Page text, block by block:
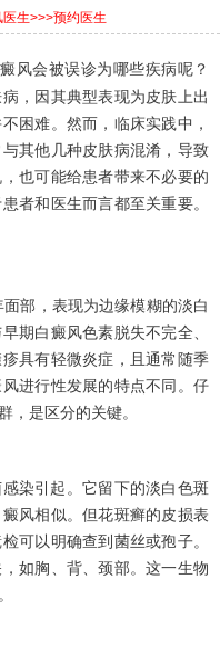
生>>>预约医生
风会被误诊为哪些疾病呢？
，因其典型表现为皮肤上出
困难。然而，临床实践中，
其他几种皮肤病混淆，导致
也可能给患者带来不必要的
者和医生而言都至关重要。
部，表现为边缘模糊的淡白
期白癜风色素脱失不完全、
具有轻微炎症，且通常随季
进行性发展的特点不同。仔
，是区分的关键。
染引起。它留下的淡白色斑
风相似。但花斑癣的皮损表
可以明确查到菌丝或孢子。
如胸、背、颈部。这一生物